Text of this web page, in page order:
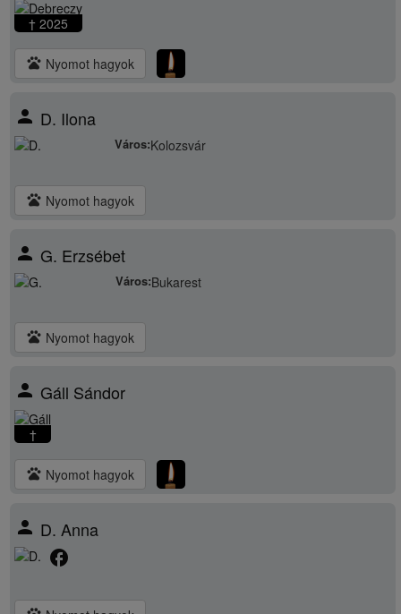
† 2025
pets Nyomot hagyok
person D. Ilona
Város:Kolozsvár
pets Nyomot hagyok
person G. Erzsébet
Város:Bukarest
pets Nyomot hagyok
person Gáll Sándor
†
pets Nyomot hagyok
person D. Anna
facebook